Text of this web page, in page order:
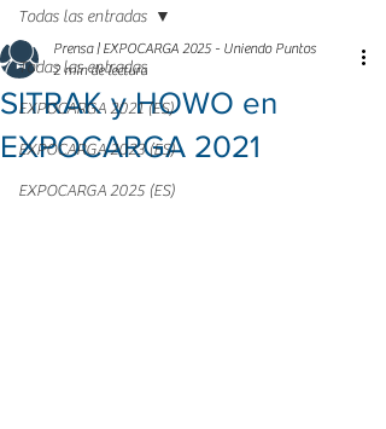
Todas las entradas
EXPOCARGA 2021 (ES)
EXPOCARGA 2023 (ES)
EXPOCARGA 2025 (ES)
Todas las entradas
SITRAK y HOWO en
EXPOCARGA 2021
Prensa | EXPOCARGA 2025 - Uniendo Puntos
2 min de lectura